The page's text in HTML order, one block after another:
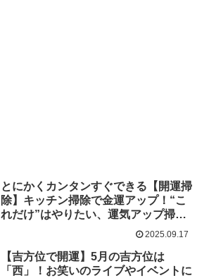
とにかくカンタンすぐできる【開運掃
除】キッチン掃除で金運アップ！“こ
れだけ”はやりたい、運気アップ掃
2025.09.17
【吉方位で開運】5月の吉方位は
「西」！お笑いのライブやイベントに